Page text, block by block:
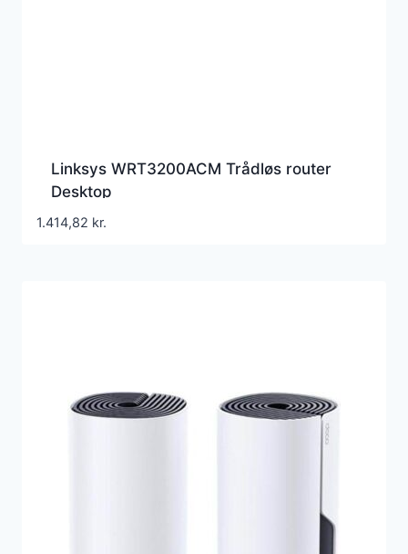
Linksys WRT3200ACM Trådløs router
Desktop
1.414,82 kr.